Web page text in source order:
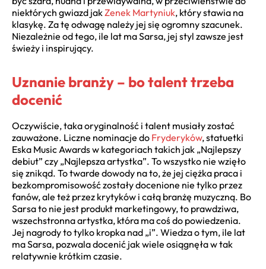
niektórych gwiazd jakZenek Martyniuk, który stawia na
klasykę. Za tę odwagę należy jej się ogromny szacunek.
Niezależnie od tego, ile lat ma Sarsa, jej styl zawsze jest
świeży i inspirujący.
Uznanie branży – bo talent trzeba
docenić
Oczywiście, taka oryginalność i talent musiały zostać
zauważone. Liczne nominacje do Fryderyków, statuetki
Eska Music Awards w kategoriach takich jak „Najlepszy
debiut” czy „Najlepsza artystka”. To wszystko nie wzięło
się znikąd. To twarde dowody na to, że jej ciężka praca i
bezkompromisowość zostały docenione nie tylko przez
fanów, ale też przez krytyków i całą branżę muzyczną. Bo
Sarsa to nie jest produkt marketingowy, to prawdziwa,
wszechstronna artystka, która ma coś do powiedzenia.
Jej nagrody to tylko kropka nad „i”. Wiedza o tym, ile lat
ma Sarsa, pozwala docenić jak wiele osiągnęła w tak
relatywnie krótkim czasie.